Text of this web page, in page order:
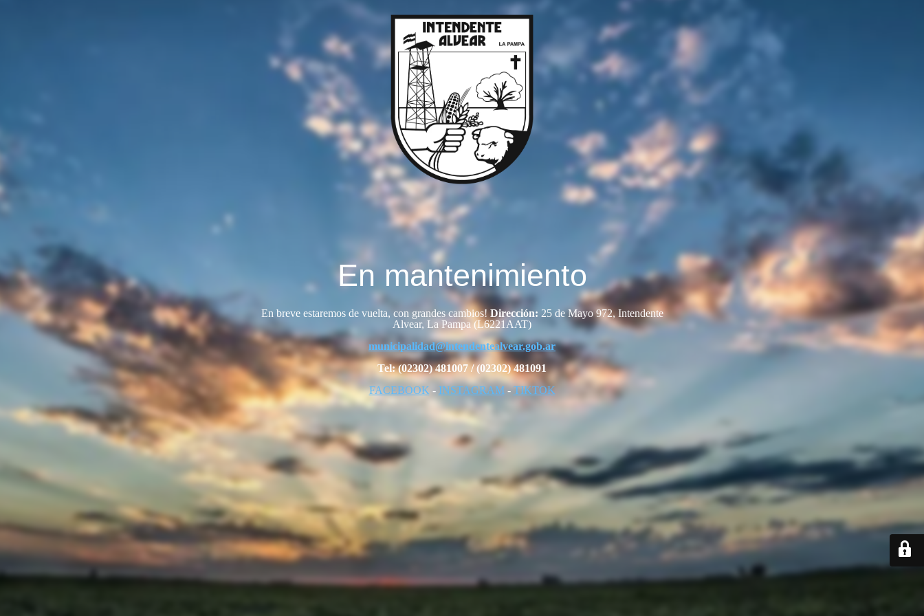
En mantenimiento
En breve estaremos de vuelta, con grandes cambios!Dirección: 25 de Mayo 972, Intendente
Alvear, La Pampa (L6221AAT)
municipalidad@intendentealvear.gob.ar
Tel: (02302) 481007 / (02302) 481091
FACEBOOK - INSTAGRAM-TIKTOK